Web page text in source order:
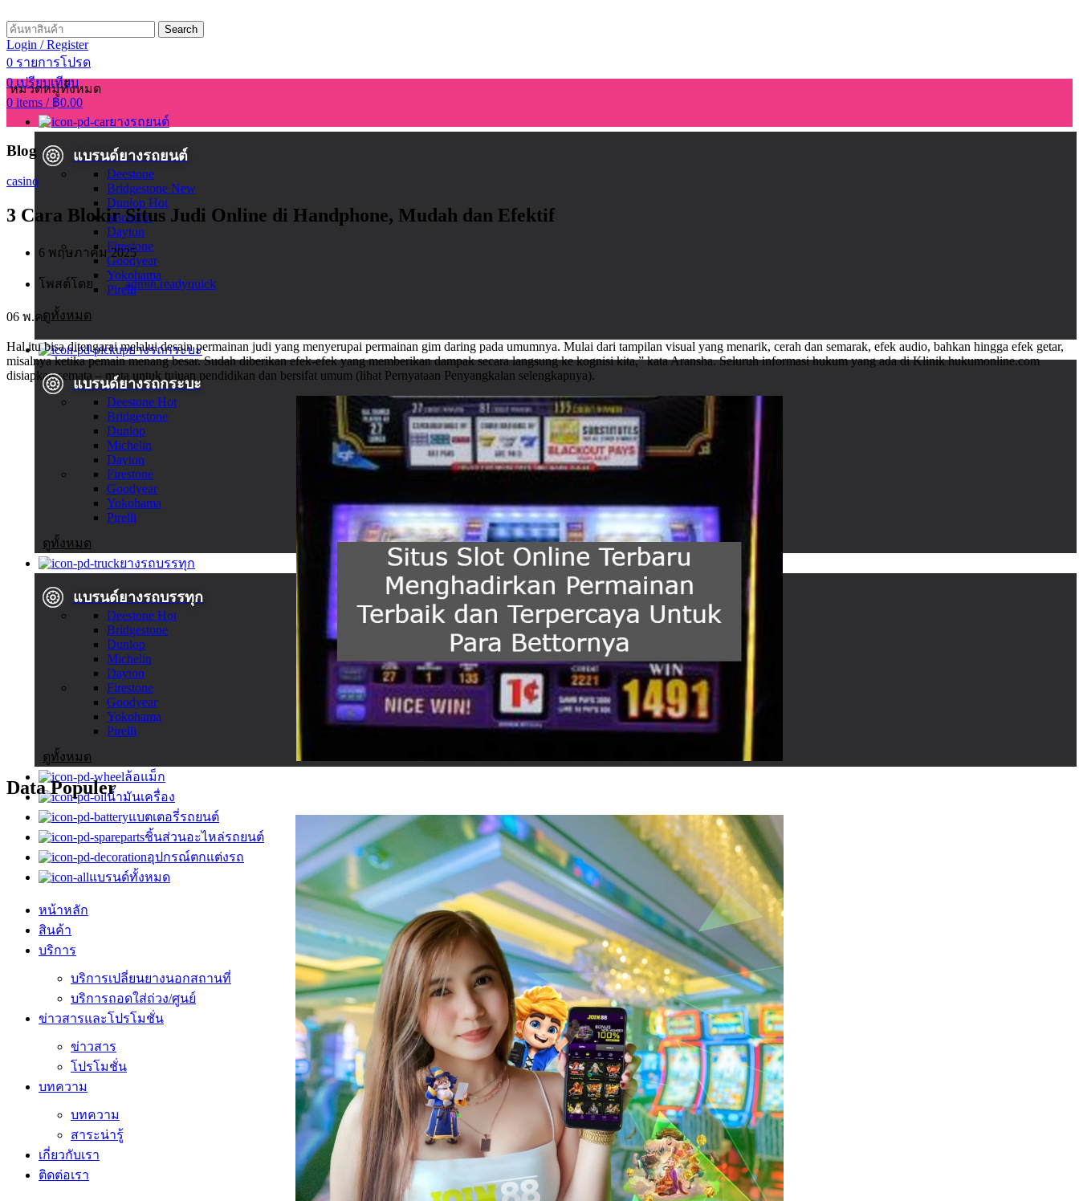
Search
Login / Register
0 รายการโปรด
0 เปรียบเทียบ
0 items / ฿0.00
หมวดหมู่ทั้งหมด
ยางรถยนต์
แบรนด์ยางรถยนต์
Deestone
Bridgestone New
Dunlop Hot
Michelin
Dayton
Firestone
Goodyear
Yokohama
Pirelli
ดูทั้งหมด
ยางรถกระบะ
แบรนด์ยางรถกระบะ
Deestone Hot
Bridgestone
Dunlop
Michelin
Dayton
Firestone
Goodyear
Yokohama
Pirelli
ดูทั้งหมด
ยางรถบรรทุก
แบรนด์ยางรถบรรทุก
Deestone Hot
Bridgestone
Dunlop
Michelin
Dayton
Firestone
Goodyear
Yokohama
Pirelli
ดูทั้งหมด
ล้อแม็ก
น้ำมันเครื่อง
แบตเตอรี่รถยนต์
ชิ้นส่วนอะไหล่รถยนต์
อุปกรณ์ตกแต่งรถ
แบรนด์ทั้งหมด
หน้าหลัก
สินค้า
บริการ
บริการเปลี่ยนยางนอกสถานที่
บริการถอดใส่ถ่วง/ศูนย์
ข่าวสารและโปรโมชั่น
ข่าวสาร
โปรโมชั่น
บทความ
บทความ
สาระน่ารู้
เกี่ยวกับเรา
ติดต่อเรา
Blog
casino
3 Cara Blokir Situs Judi Online di Handphone, Mudah dan Efektif
6 พฤษภาคม 2025
โพสต์โดย admin.readyquick
06 พ.ค.
Hal itu bisa ditengarai melalui desain permainan judi yang menyerupai permainan gim daring pada umumnya. Mulai dari tampilan visual yang menarik, cerah dan semarak, efek audio, bahkan hingga efek getar,
misalnya ketika pemain menang besar. Sudah diberikan efek-efek yang memberikan dampak secara langsung ke kognisi kita,” kata Aransha. Seluruh informasi hukum yang ada di Klinik hukumonline.com
disiapkan semata – mata untuk tujuan pendidikan dan bersifat umum (lihat Pernyataan Penyangkalan selengkapnya).
Data Populer